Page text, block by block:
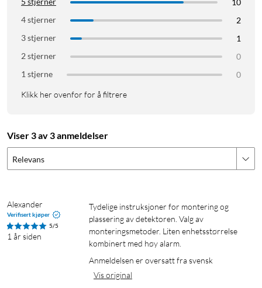
10
4 stjerner
2
3 stjerner
1
2 stjerner
0
1 stjerne
0
Klikk her ovenfor for å filtrere
Viser 3 av 3 anmeldelser
Relevans
Alexander
Verifisert kjøper
5/5
1 år siden
Tydelige instruksjoner for montering og
plassering av detektoren. Valg av
monteringsmetoder. Liten enhetsstørrelse
kombinert med høy alarm.
Anmeldelsen er oversatt fra svensk
Vis original